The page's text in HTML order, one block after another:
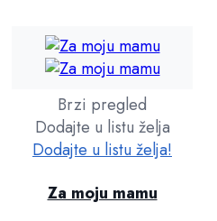
Brzi pregled
Dodajte u listu želja
Dodajte u listu želja!
Za moju mamu